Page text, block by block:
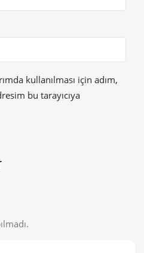
kullanılması için adım,
bu tarayıcıya